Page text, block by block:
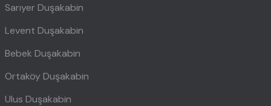
Sarıyer Duşakabin
Levent Duşakabin
Bebek Duşakabin
Ortaköy Duşakabin
Ulus Duşakabin